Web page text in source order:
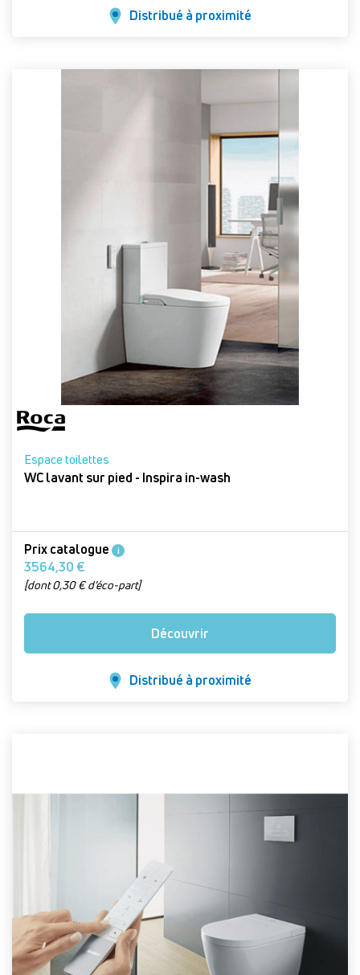
Distribué à proximité
Espace toilettes
WC lavant sur pied - Inspira in-wash
Prix catalogue i
3564,30 €
[dont 0,30 € d’éco-part]
Découvrir
Distribué à proximité